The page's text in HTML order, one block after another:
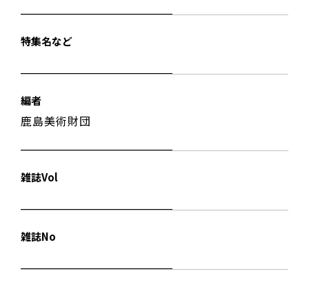
特集名など
編者
鹿島美術財団
雑誌Vol
雑誌No